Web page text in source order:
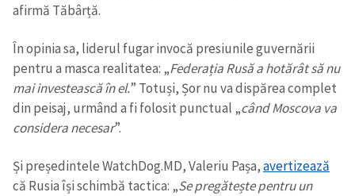
afirmă Tăbârță.
În opinia sa, liderul fugar invocă presiunile guvernării
pentru a masca realitatea: „Federația Rusă a hotărât să nu
mai investească în el.” Totuși, Șor nu va dispărea complet
din peisaj, urmând a fi folosit punctual „când Moscova va
considera necesar”.
Și președintele WatchDog.MD, Valeriu Pașa,avertizează
că Rusia își schimbă tactica: „Se pregătește pentru un